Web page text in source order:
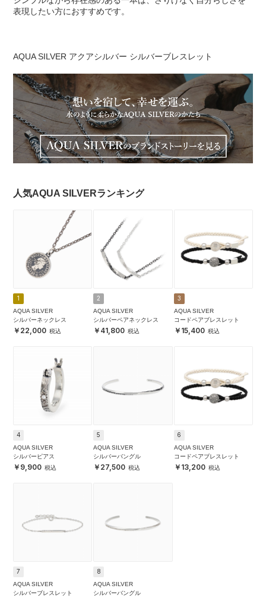
表現したい方におすすめです。
AQUA SILVER アクアシルバー シルバーブレスレット
人気AQUA SILVERランキング
1
AQUA SILVER
シルバーネックレス
22,000
2
AQUA SILVER
シルバーペアネックレス
41,800
3
AQUA SILVER
コードペアブレスレット
15,400
4
AQUA SILVER
シルバーピアス
9,900
5
AQUA SILVER
シルバーバングル
27,500
6
AQUA SILVER
コードペアブレスレット
13,200
7
AQUA SILVER
シルバーブレスレット
8
AQUA SILVER
シルバーバングル